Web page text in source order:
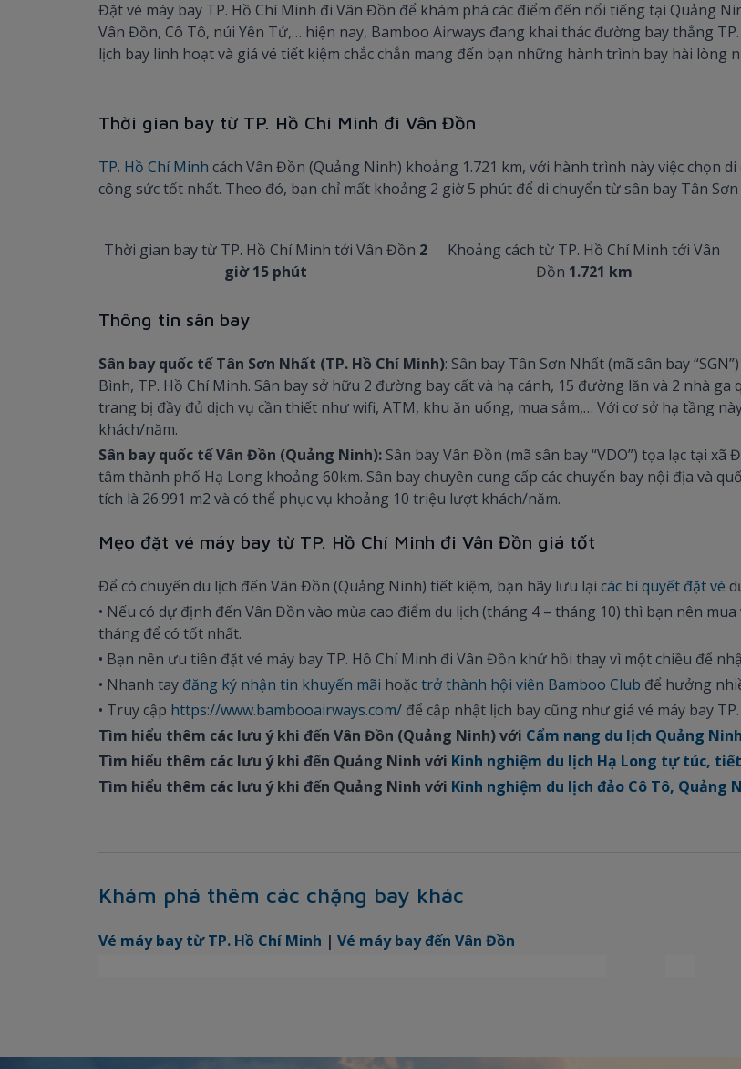
Đặt vé máy bay TP. Hồ Chí Minh đi Vân Đồn để khám phá các điểm đến nổi tiếng tại Quảng
Vân Đồn, Cô Tô, núi Yên Tử,… hiện nay, Bamboo Airways đang khai thác đường bay thẳng
lịch bay linh hoạt và giá vé tiết kiệm chắc chắn mang đến bạn những hành trình bay hài lòng
Thời gian bay từ TP. Hồ Chí Minh đi Vân Đồn
TP. Hồ Chí Minh cách Vân Đồn (Quảng Ninh) khoảng 1.721 km, với hành trình này việc chọn
công sức tốt nhất. Theo đó, bạn chỉ mất khoảng 2 giờ 5 phút để di chuyển từ sân bay Tân
Thời gian bay từ TP. Hồ Chí Minh tới Vân Đồn 2
giờ 15 phút
Khoảng cách từ TP. Hồ Chí Minh tới Vân
Đồn 1.721 km
Thông tin sân bay
Sân bay quốc tế Tân Sơn Nhất (TP. Hồ Chí Minh): Sân bay Tân Sơn Nhất (mã sân bay
Bình, TP. Hồ Chí Minh. Sân bay sở hữu 2 đường bay cất và hạ cánh, 15 đường lăn và 2 nhà
trang bị đầy đủ dịch vụ cần thiết như wifi, ATM, khu ăn uống, mua sắm,… Với cơ sở hạ tầng
khách/năm.
Sân bay quốc tế Vân Đồn (Quảng Ninh): Sân bay Vân Đồn (mã sân bay “VDO”) tọa lạc tại
tâm thành phố Hạ Long khoảng 60km. Sân bay chuyên cung cấp các chuyến bay nội địa và
tích là 26.991 m2 và có thể phục vụ khoảng 10 triệu lượt khách/năm.
Mẹo đặt vé máy bay từ TP. Hồ Chí Minh đi Vân Đồn giá tốt
Để có chuyến du lịch đến Vân Đồn (Quảng Ninh) tiết kiệm, bạn hãy lưu lại các bí quyết đặt vé
• Nếu có dự định đến Vân Đồn vào mùa cao điểm du lịch (tháng 4 – tháng 10) thì bạn nên
tháng để có tốt nhất.
• Bạn nên ưu tiên đặt vé máy bay TP. Hồ Chí Minh đi Vân Đồn khứ hồi thay vì một chiều để
• Nhanh tay đăng ký nhận tin khuyến mãi hoặctrở thành hội viên Bamboo Club để hưởng
• Truy cập https://www.bambooairways.com/ để cập nhật lịch bay cũng như giá vé máy bay
Tìm hiểu thêm các lưu ý khi đến Vân Đồn (Quảng Ninh) với Cẩm nang du lịch Quảng Ninh
Tìm hiểu thêm các lưu ý khi đến Quảng Ninh với Kinh nghiệm du lịch Hạ Long tự túc,
Tìm hiểu thêm các lưu ý khi đến Quảng Ninh với Kinh nghiệm du lịch đảo Cô Tô,
Khám phá thêm các chặng bay khác
Vé máy bay từ TP. Hồ Chí Minh | Vé máy bay đến Vân Đồn